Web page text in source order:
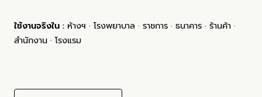
ใช้งานจริงใน : ห้างฯ · โรงพยาบาล · ราชการ · ธนาคาร · ร้านค้า ·
สำนักงาน · โรงแรม